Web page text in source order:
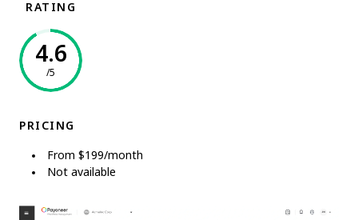
RATING
4.6
/5
PRICING
From $199/month
Not available